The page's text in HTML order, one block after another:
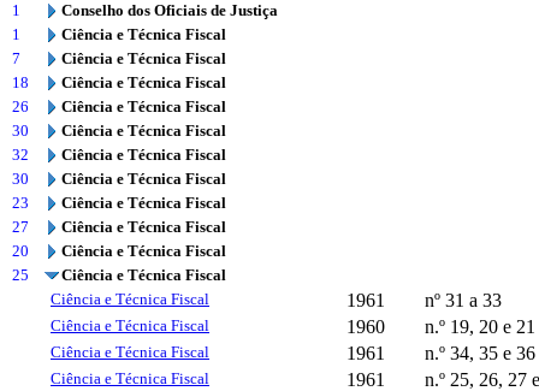
1
Conselho dos Oficiais de Justiça
1
Ciência e Técnica Fiscal
7
Ciência e Técnica Fiscal
18
Ciência e Técnica Fiscal
26
Ciência e Técnica Fiscal
30
Ciência e Técnica Fiscal
32
Ciência e Técnica Fiscal
30
Ciência e Técnica Fiscal
23
Ciência e Técnica Fiscal
27
Ciência e Técnica Fiscal
20
Ciência e Técnica Fiscal
25
Ciência e Técnica Fiscal
Ciência e Técnica Fiscal
1961 nº 31 a 33
Ciência e Técnica Fiscal 1960 n.º 19, 20 e 21
Ciência e Técnica Fiscal 1961 n.º 34, 35 e 36
Ciência e Técnica Fiscal 1961 n.º 25, 26, 27